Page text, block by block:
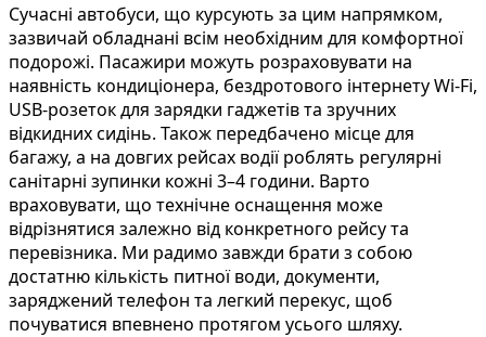
Сучасні автобуси, що курсують за цим напрямком,
зазвичай обладнані всім необхідним для комфортної
подорожі. Пасажири можуть розраховувати на
наявність кондиціонера, бездротового інтернету Wi-Fi,
USB-розеток для зарядки гаджетів та зручних
відкидних сидінь. Також передбачено місце для
багажу, а на довгих рейсах водії роблять регулярні
санітарні зупинки кожні 3–4 години. Варто
враховувати, що технічне оснащення може
відрізнятися залежно від конкретного рейсу та
перевізника. Ми радимо завжди брати з собою
достатню кількість питної води, документи,
заряджений телефон та легкий перекус, щоб
почуватися впевнено протягом усього шляху.